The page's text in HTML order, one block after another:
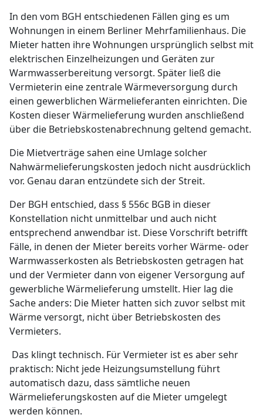
In den vom BGH entschiedenen Fällen ging es um
Wohnungen in einem Berliner Mehrfamilienhaus. Die
Mieter hatten ihre Wohnungen ursprünglich selbst mit
elektrischen Einzelheizungen und Geräten zur
Warmwasserbereitung versorgt. Später ließ die
Vermieterin eine zentrale Wärmeversorgung durch
einen gewerblichen Wärmelieferanten einrichten. Die
Kosten dieser Wärmelieferung wurden anschließend
über die Betriebskostenabrechnung geltend gemacht.
Die Mietverträge sahen eine Umlage solcher
Nahwärmelieferungskosten jedoch nicht ausdrücklich
vor. Genau daran entzündete sich der Streit.
Der BGH entschied, dass § 556c BGB in dieser
Konstellation nicht unmittelbar und auch nicht
entsprechend anwendbar ist. Diese Vorschrift betrifft
Fälle, in denen der Mieter bereits vorher Wärme- oder
Warmwasserkosten als Betriebskosten getragen hat
und der Vermieter dann von eigener Versorgung auf
gewerbliche Wärmelieferung umstellt. Hier lag die
Sache anders: Die Mieter hatten sich zuvor selbst mit
Wärme versorgt, nicht über Betriebskosten des
Vermieters.
Das klingt technisch. Für Vermieter ist es aber sehr
praktisch: Nicht jede Heizungsumstellung führt
automatisch dazu, dass sämtliche neuen
Wärmelieferungskosten auf die Mieter umgelegt
werden können.